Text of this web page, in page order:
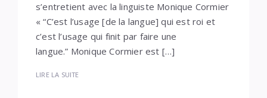
s’entretient avec la linguiste Monique Cormier
« “C’est l’usage [de la langue] qui est roi et
c’est l’usage qui finit par faire une
langue.” Monique Cormier est […]
LIRE LA SUITE